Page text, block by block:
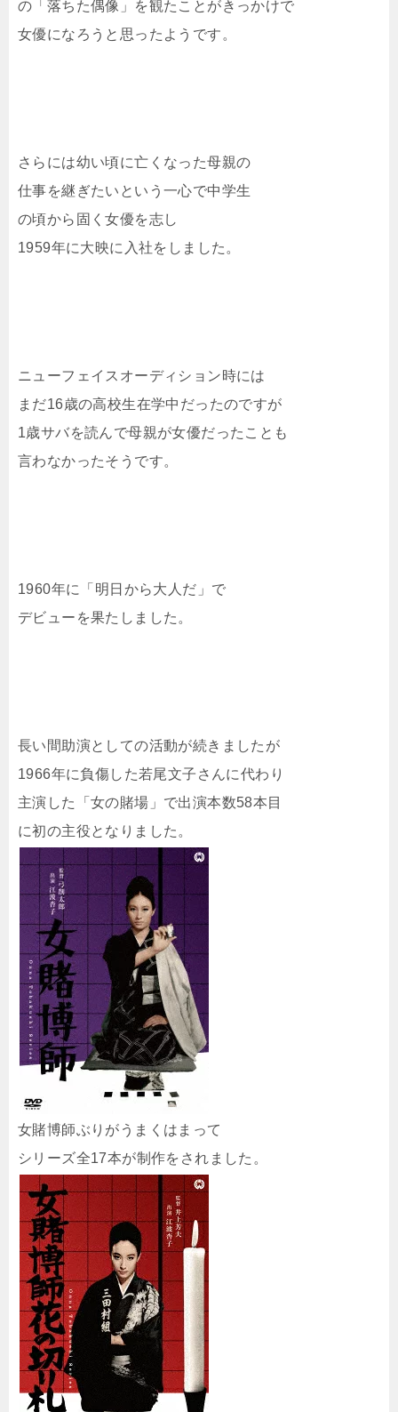
の「落ちた偶像」を観たことがきっかけで
女優になろうと思ったようです。
さらには幼い頃に亡くなった母親の
仕事を継ぎたいという一心で中学生
の頃から固く女優を志し
1959年に大映に入社をしました。
ニューフェイスオーディション時には
まだ16歳の高校生在学中だったのですが
1歳サバを読んで母親が女優だったことも
言わなかったそうです。
1960年に「明日から大人だ」で
デビューを果たしました。
長い間助演としての活動が続きましたが
1966年に負傷した若尾文子さんに代わり
主演した「女の賭場」で出演本数58本目
に初の主役となりました。
女賭博師ぶりがうまくはまって
シリーズ全17本が制作をされました。